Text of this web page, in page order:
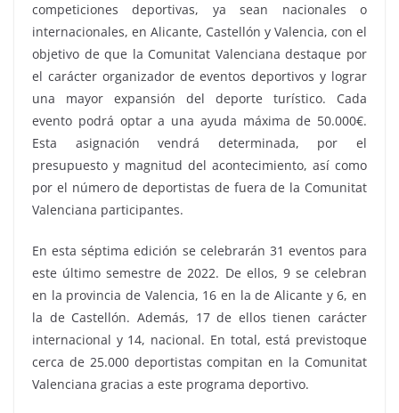
competiciones deportivas, ya sean nacionales o
internacionales, en Alicante, Castellón y Valencia, con el
objetivo de que la Comunitat Valenciana destaque por
el carácter organizador de eventos deportivos y lograr
una mayor expansión del deporte turístico. Cada
evento podrá optar a una ayuda máxima de 50.000€.
Esta asignación vendrá determinada, por el
presupuesto y magnitud del acontecimiento, así como
por el número de deportistas de fuera de la Comunitat
Valenciana participantes.
En esta séptima edición se celebrarán 31 eventos para
este último semestre de 2022. De ellos, 9 se celebran
en la provincia de Valencia, 16 en la de Alicante y 6, en
la de Castellón. Además, 17 de ellos tienen carácter
internacional y 14, nacional. En total, está previstoque
cerca de 25.000 deportistas compitan en la Comunitat
Valenciana gracias a este programa deportivo.